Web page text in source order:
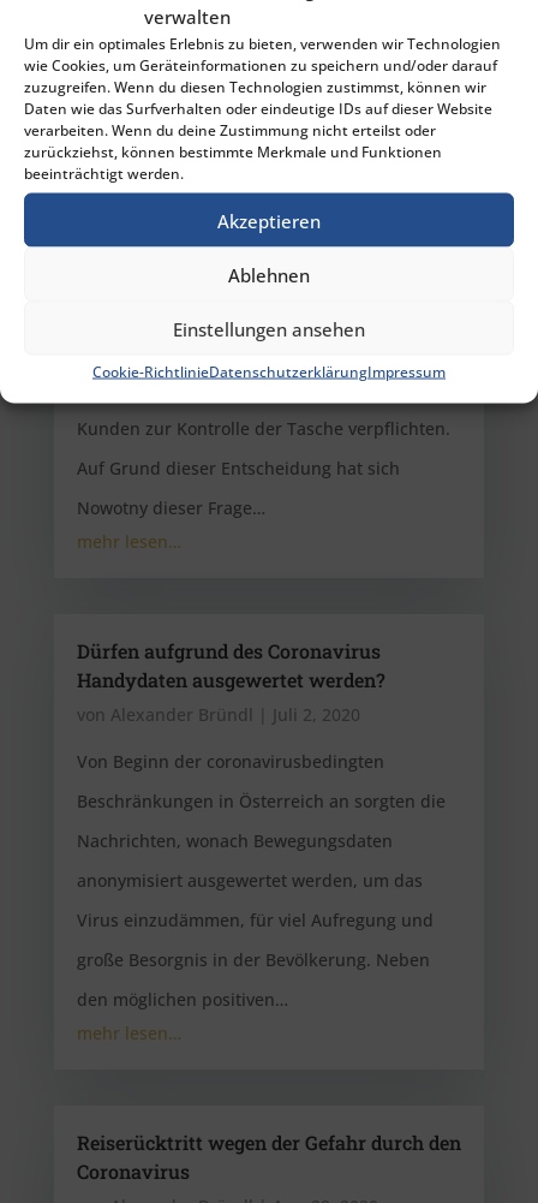
verwalten
Um dir ein optimales Erlebnis zu bieten, verwenden wir Technologien
wie Cookies, um Geräteinformationen zu speichern und/oder darauf
zuzugreifen. Wenn du diesen Technologien zustimmst, können wir
Daten wie das Surfverhalten oder eindeutige IDs auf dieser Website
verarbeiten. Wenn du deine Zustimmung nicht erteilst oder
zurückziehst, können bestimmte Merkmale und Funktionen
beeinträchtigt werden.
Akzeptieren
Ablehnen
Einstellungen ansehen
Cookie-RichtlinieDatenschutzerklärungImpressum
Coronavirus infiziert. Derzeit findet sich im…
mehr lesen…
Darf die Tasche eines Kunden kontrolliert
weden?
Alexander Bründl|Juli 2, 2020
Der Bundesgerichtshof in Deutschland hat in
221/95) verneint, dass die in einem
Geschäftslokal ausgehängten AGBs den
Kunden zur Kontrolle der Tasche verpflichten.
Auf Grund dieser Entscheidung hat sich
Nowotny dieser Frage…
mehr lesen…
Dürfen aufgrund des Coronavirus
Handydaten ausgewertet werden?
von Alexander Bründl Juli 2, 2020
Von Beginn der coronavirusbedingten
Beschränkungen in Österreich an sorgten die
Nachrichten, wonach Bewegungsdaten
anonymisiert ausgewertet werden, um das
Virus einzudämmen, für viel Aufregung und
große Besorgnis in der Bevölkerung. Neben
den möglichen positiven…
mehr lesen…
Reiserücktritt wegen der Gefahr durch den
Coronavirus